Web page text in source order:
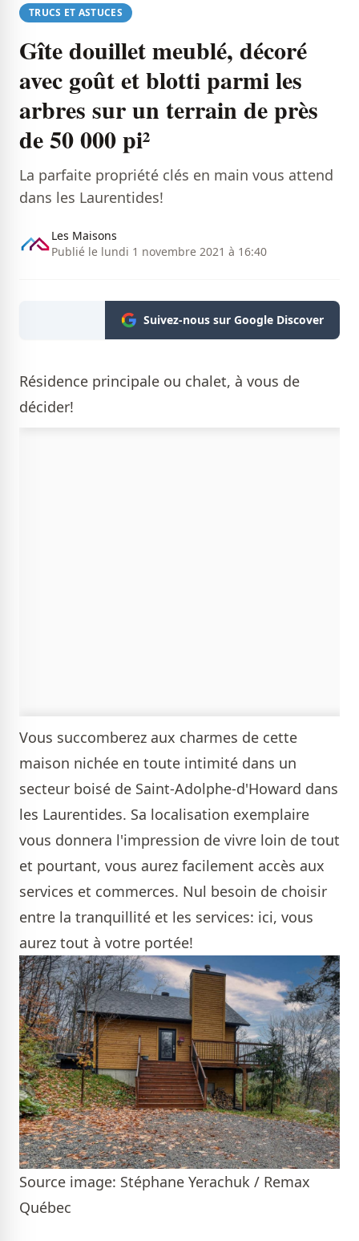
TRUCS ET ASTUCES
Gîte douillet meublé, décoré
avec goût et blotti parmi les
arbres sur un terrain de près
de 50 000 pi²
La parfaite propriété clés en main vous attend
dans les Laurentides!
Les Maisons
Publié le lundi 1 novembre 2021 à 16:40
Suivez-nous sur Google Discover
Résidence principale ou chalet, à vous de
décider!
Vous succomberez aux charmes de cette
maison nichée en toute intimité dans un
secteur boisé de Saint-Adolphe-d'Howard dans
les Laurentides. Sa localisation exemplaire
vous donnera l'impression de vivre loin de tout
et pourtant, vous aurez facilement accès aux
services et commerces. Nul besoin de choisir
entre la tranquillité et les services: ici, vous
aurez tout à votre portée!
Source image: Stéphane Yerachuk / Remax
Québec